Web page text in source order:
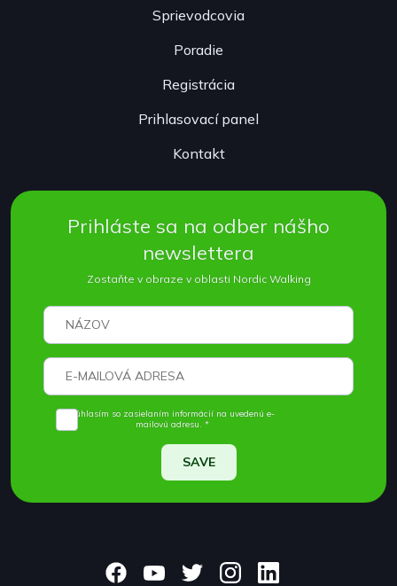
Sprievodcovia
Poradie
Registrácia
Prihlasovací panel
Kontakt
Prihláste sa na odber nášho
newslettera
Zostaňte v obraze v oblasti Nordic Walking
Súhlasím so zasielaním informácií na uvedenú e-
mailovú adresu. *
SAVE